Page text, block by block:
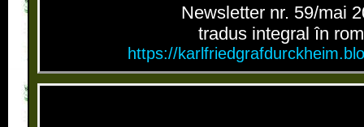
Newsletter nr. 59/mai
tradus integral în
https://